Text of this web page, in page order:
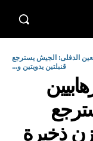
بعين الدفلى: الجيش يسترجع
قنبلتين يدويتين و...